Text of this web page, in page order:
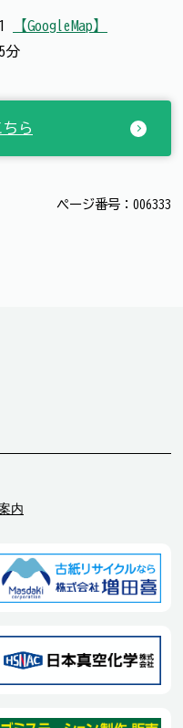
【GoogleMap】
分
ら
ページ番号：006333
内